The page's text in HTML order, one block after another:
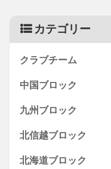
カテゴリー
クラブチーム
中国ブロック
九州ブロック
北信越ブロック
北海道ブロック